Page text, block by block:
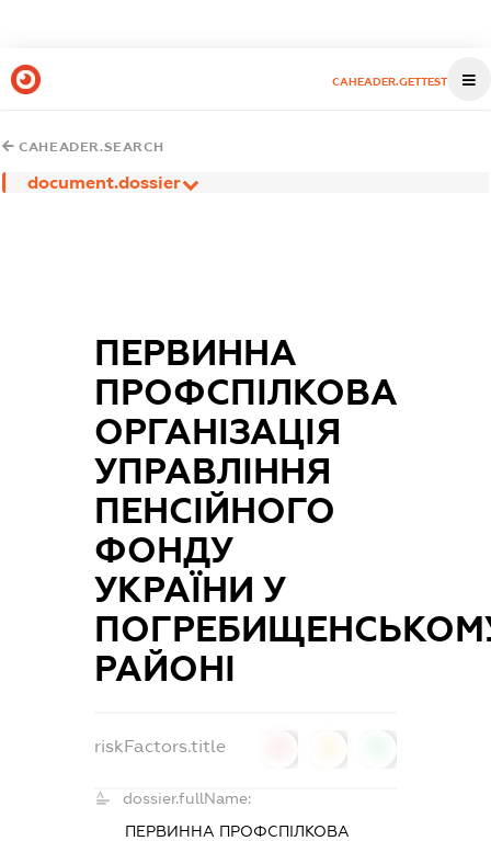
CAHEADER.GETTEST
CAHEADER.SEARCH
document.dossier
ПЕРВИННА
ПРОФСПІЛКОВА
ОРГАНІЗАЦІЯ
УПРАВЛІННЯ
ПЕНСІЙНОГО
ФОНДУ
УКРАЇНИ У
РАЙОНІ
riskFactors.title
dossier.fullName:
ПЕРВИННА ПРОФСПІЛКОВА